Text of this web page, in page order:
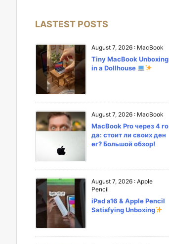
LASTEST POSTS
August 7, 2026 : MacBook
Tiny MacBook Unboxing
in a Dollhouse
August 7, 2026 : MacBook
MacBook Pro через 4 го
да: стоит ли своих ден
ег? Большой обзор!
August 7, 2026 : Apple
Pencil
iPad a16 & Apple Pencil
Satisfying Unboxing